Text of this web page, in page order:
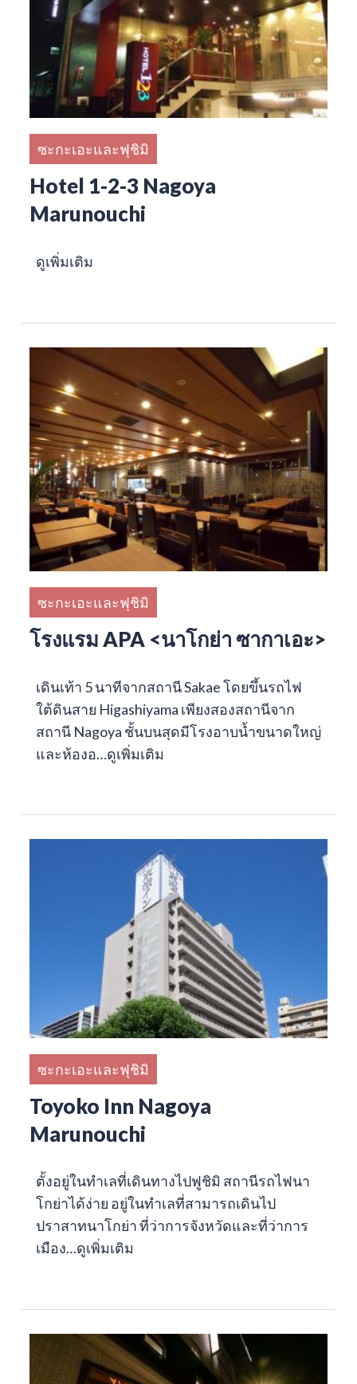
ซะกะเอะและฟุชิมิ
Hotel 1-2-3 Nagoya
Marunouchi
ดูเพิ่มเติม
ซะกะเอะและฟุชิมิ
โรงแรม APA <นาโกย่า ซากาเอะ>
เดินเท้า 5 นาทีจากสถานี Sakae โดยขึ้นรถไฟ
ใต้ดินสาย Higashiyama เพียงสองสถานีจาก
สถานี Nagoya ชั้นบนสุดมีโรงอาบน้ำขนาดใหญ่
และห้องอ…ดูเพิ่มเติม
ซะกะเอะและฟุชิมิ
Toyoko Inn Nagoya
Marunouchi
ตั้งอยู่ในทำเลที่เดินทางไปฟูชิมิ สถานีรถไฟนา
โกย่าได้ง่าย อยู่ในทำเลที่สามารถเดินไป
ปราสาทนาโกย่า ที่ว่าการจังหวัดและที่ว่าการ
เมือง…ดูเพิ่มเติม